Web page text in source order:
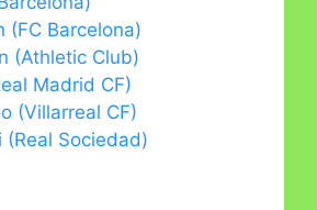
(FC Barcelona)
(Athletic Club)
Madrid CF)
(Villarreal CF)
(Real Sociedad)